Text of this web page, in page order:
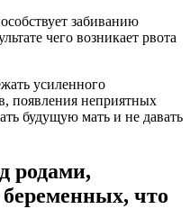
забиванию
чего возникает рвота
усиленного
появления неприятных
будущую мать и не давать
родами,
что